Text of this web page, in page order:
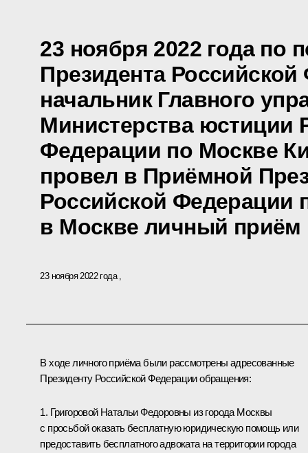
23 ноября 2022 года по
Президента
начальник Главного
Министерства юстиции
Федерации по Москве
провел в Приёмной
Российской Федерации
в Москве личный приём
23 ноября 2022 года
В ходе личного приёма были рассмотрены адресованные
Президенту Российской Федерации обращения:
1. Григоровой Натальи Федоровны из города Москвы
с просьбой оказать бесплатную юридическую помощь или
предоставить бесплатного адвоката на территории города